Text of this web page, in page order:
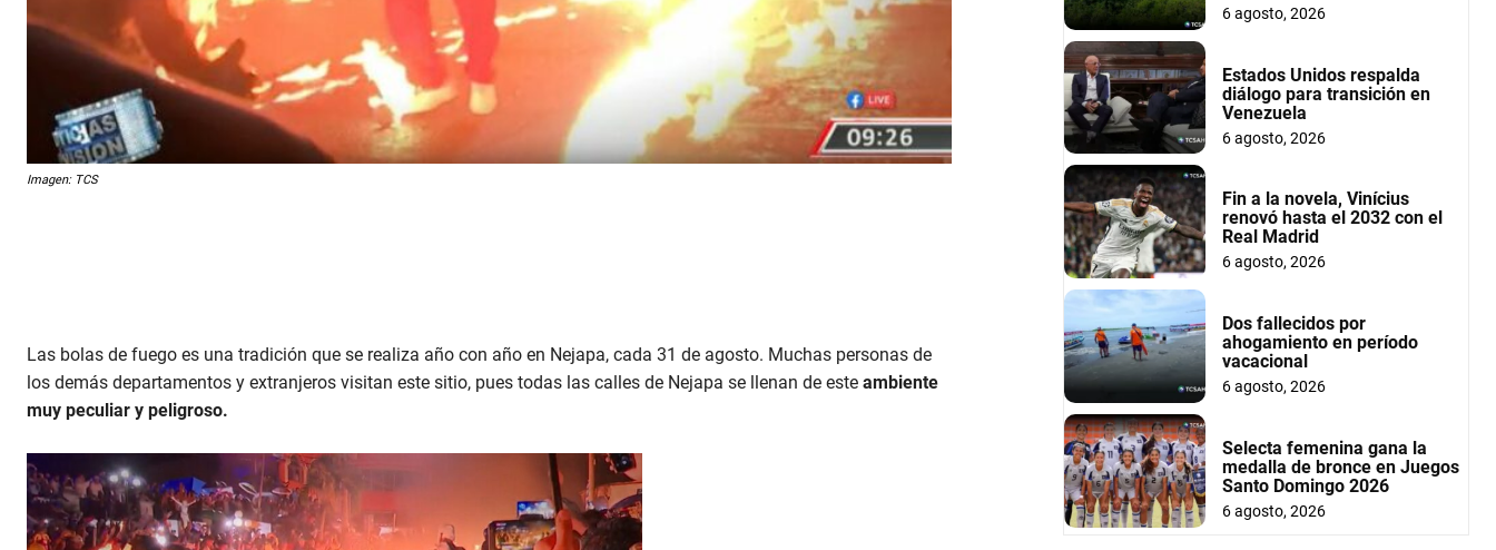
Imagen: TCS
Las bolas de fuego es una tradición que se realiza año con año en Nejapa, cada 31 de agosto. Muchas personas de
los demás departamentos y extranjeros visitan este sitio, pues todas las calles de Nejapa se llenan de este ambiente
muy peculiar y peligroso.
6 agosto, 2026
Estados Unidos respalda
diálogo para transición en
Venezuela
6 agosto, 2026
Fin a la novela, Vinícius
renovó hasta el 2032 con el
Real Madrid
6 agosto, 2026
Dos fallecidos por
ahogamiento en período
vacacional
6 agosto, 2026
Selecta femenina gana la
medalla de bronce en Juegos
Santo Domingo 2026
6 agosto, 2026